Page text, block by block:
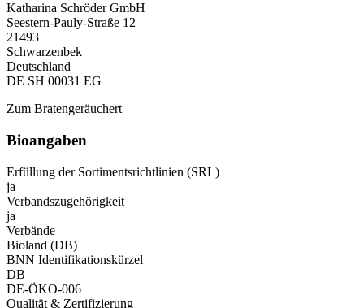
Katharina Schröder GmbH
Seestern-Pauly-Straße 12
21493
Schwarzenbek
Deutschland
DE SH 00031 EG
Zum Bratengeräuchert
Bioangaben
Erfüllung der Sortimentsrichtlinien (SRL)
ja
Verbandszugehörigkeit
ja
Verbände
Bioland (DB)
BNN Identifikationskürzel
DB
DE-ÖKO-006
Qualität & Zertifizierung